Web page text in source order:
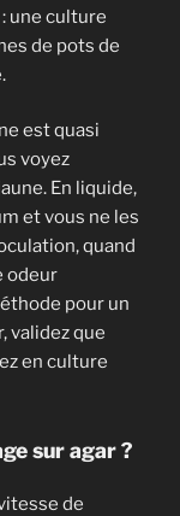
une culture
de pots de
est quasi
voyez
En liquide,
et vous ne les
quand
odeur
pour un
validez que
en culture
sur agar ?
de